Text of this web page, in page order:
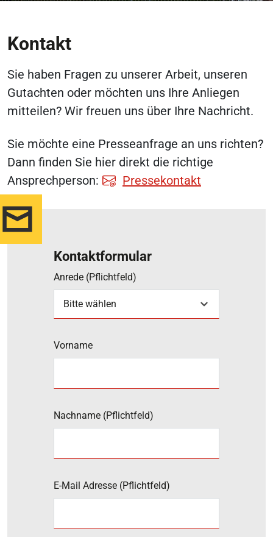
Kontakt
Sie haben Fragen zu unserer Arbeit, unseren
Gutachten oder möchten uns Ihre Anliegen
mitteilen? Wir freuen uns über Ihre Nachricht.
Sie möchte eine Presseanfrage an uns richten?
Dann finden Sie hier direkt die richtige
Ansprechperson:
Pressekontakt
Kontaktformular
Anrede (Pflichtfeld)
Vorname
Nachname (Pflichtfeld)
E-Mail Adresse (Pflichtfeld)